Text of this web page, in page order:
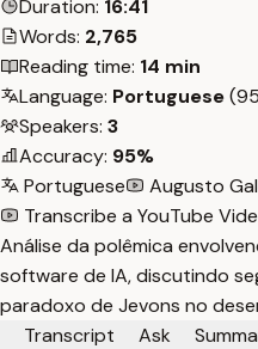
Duration: 16:41
Words: 2,765
Reading time: 14 min
Language: Portuguese
Speakers: 3
Accuracy: 95%
Portuguese
Augusto
Transcribe a YouTube
Análise da polêmica
software de IA, discutindo
paradoxo de Jevons no
Transcript
Ask